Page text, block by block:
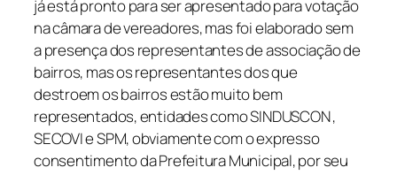
já está pronto para ser apresentado para votação
na câmara de vereadores, mas foi elaborado sem
a presença dos representantes de associação de
bairros, mas os representantes dos que
destroem os bairros estão muito bem
representados, entidades como SINDUSCON ,
SECOVI e SPM, obviamente com o expresso
consentimento da Prefeitura Municipal, por seu